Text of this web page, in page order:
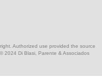
Authorized use provided the source
2024 Di Blasi, Parente & Associados